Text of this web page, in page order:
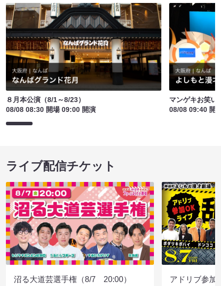
８月本公演（8/1～8/23）
08/08 08:30 開場 09:00 開演
マンゲキお笑い
08/08 09:40 開
ライブ配信チケット
沼る大道芸選手権（8/7 20:00）
アドリブ参加